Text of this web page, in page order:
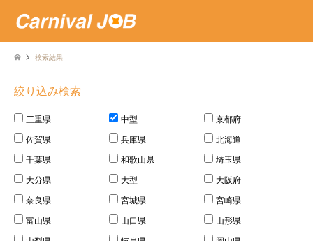
検索結果
絞り込み検索
三重県 中型
京都府
佐賀県
兵庫県
北海道
千葉県
和歌山県
埼玉県
大分県
大型
大阪府
奈良県
宮城県
宮崎県
富山県
山口県
山形県